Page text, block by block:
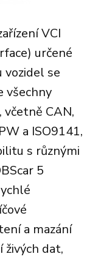
VCI
určené
se
všechny
CAN,
a ISO9141,
s různými
5
a mazání
živých dat,